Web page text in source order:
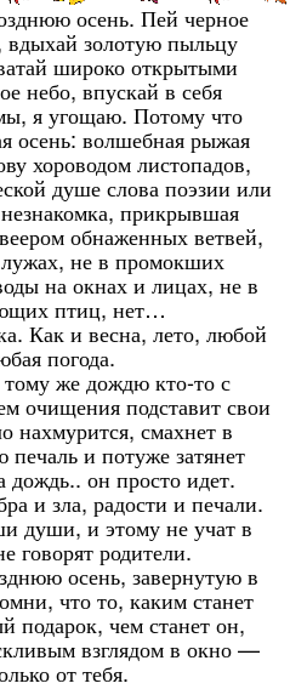
осень. Пей черное
вдыхай золотую пыльцу
широко открытыми
небо, впускай в себя
я угощаю. Потому что
осень: волшебная рыжая
хороводом листопадов,
душе слова поэзии или
незнакомка, прикрывшая
обнаженных ветвей,
не в промокших
на окнах и лицах, не в
птиц, нет…
Как и весна, лето, любой
погода.
же дождю кто-то с
очищения подставит свои
нахмурится, смахнет в
и потуже затянет
он просто идет.
и зла, радости и печали.
души, и этому не учат в
говорят родители.
осень, завернутую в
что то, каким станет
подарок, чем станет он,
взглядом в окно —
от тебя.